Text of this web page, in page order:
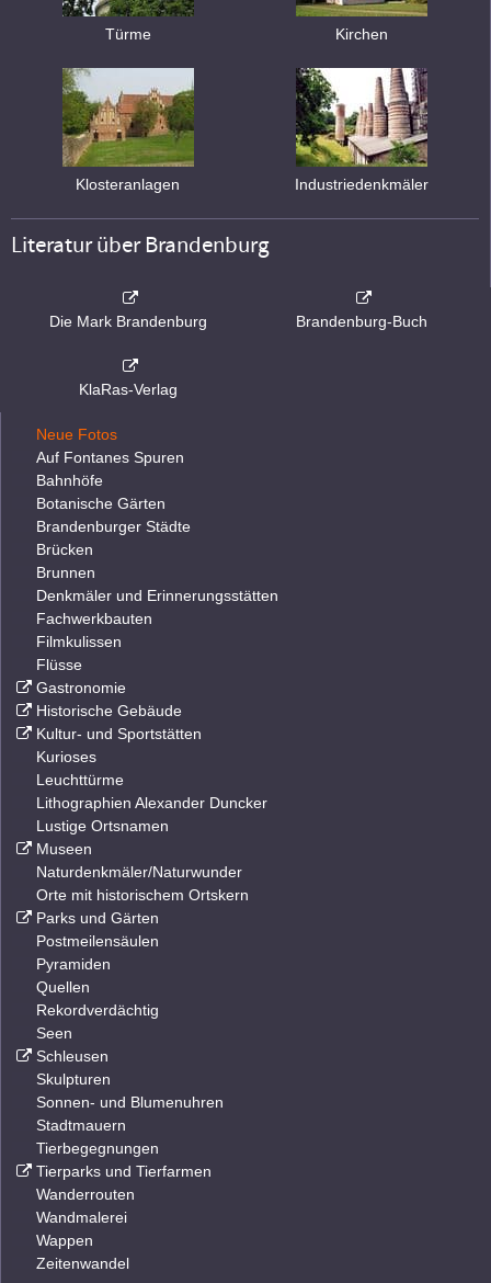
Türme Kirchen
Klosteranlagen Industriedenkmäler
Literatur über Brandenburg
Die Mark Brandenburg Brandenburg-Buch
KlaRas-Verlag
Neue Fotos
Auf Fontanes Spuren
Bahnhöfe
Botanische Gärten
Brandenburger Städte
Brücken
Brunnen
Denkmäler und Erinnerungsstätten
Fachwerkbauten
Filmkulissen
Flüsse
Gastronomie
Historische Gebäude
Kultur- und Sportstätten
Kurioses
Leuchttürme
Lithographien Alexander Duncker
Lustige Ortsnamen
Museen
Naturdenkmäler/Naturwunder
Orte mit historischem Ortskern
Parks und Gärten
Postmeilensäulen
Pyramiden
Quellen
Rekordverdächtig
Seen
Schleusen
Skulpturen
Sonnen- und Blumenuhren
Stadtmauern
Tierbegegnungen
Tierparks und Tierfarmen
Wanderrouten
Wandmalerei
Wappen
Zeitenwandel